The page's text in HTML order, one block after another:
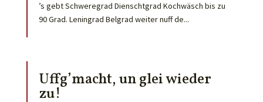
’s gebt Schweregrad Dienschtgrad Kochwäsch bis zu
90 Grad. Leningrad Belgrad weiter nuff de...
Uffg’macht, un glei wieder
zu!